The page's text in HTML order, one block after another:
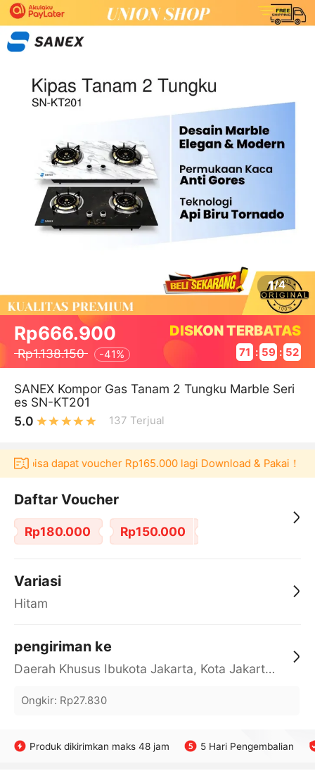
1/4
Rp666.900
Rp1.138.150 -41%
DISKON TERBATAS
71 : 59 : 52
SANEX Kompor Gas Tanam 2 Tungku Marble Seri
es SN-KT201
5.0
137 Terjual
bisa dapat voucher Rp165.000 lagi Download & Pakai！
Daftar Voucher
Rp180.000 Rp150.000
Variasi
Hitam
pengiriman ke
Daerah Khusus Ibukota Jakarta, Kota Jakarta Barat, Cengkareng, yy
Ongkir: Rp27.830
Produk dikirimkan maks 48 jam 5 Hari Pengembalian